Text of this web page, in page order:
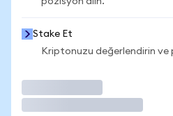
Stake Et
Kriptonuzu değerlendirin ve